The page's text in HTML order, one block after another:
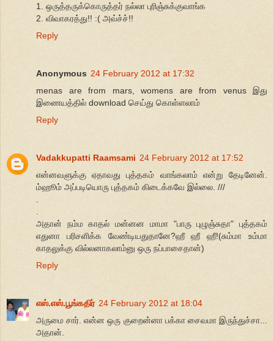
1. ஒருத்தருக்கொருத்தர் நல்லா புரிஞ்சுக்குவாங்க
2. விவாகரத்து!! :( அவ்ச்ச்!!
Reply
Anonymous 24 February 2012 at 17:32
menas are from mars, womens are from venus இது
இணையத்தில் download செய்து கொள்ளலாம்
Reply
Vadakkupatti Raamsami 24 February 2012 at 17:52
என்னவளுக்கு ஏதாவது புத்தகம் வாங்கலாம் என்று தேடினேன்.
ம்ஹூம் அப்படியொரு புத்தகம் கிடைக்கவே இல்லை. ///
அதான் நம்ம காதல் மன்னன மாமா "பாரு புழுஞ்சுதா" புத்தகம்
எதுனா பரிசளிக்க வேண்டியதுதானே?ஹீ ஹீ ஹீ!(சும்மா உம்மா
காதலுக்கு வில்லனாகலாம்னு ஒரு நப்பாசைதான்)
Reply
எஸ்.எஸ்.பூங்கதிர் 24 February 2012 at 18:04
அருமை சார். என்ன ஒரு குறைன்னா பக்கா சைவமா இருந்துச்சா...
அதான்.